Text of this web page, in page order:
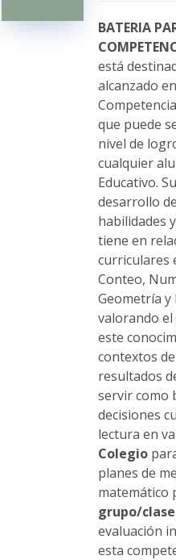
elegir
en
la
página
de
producto
BATERIA
está
alcanzado
que puede
nivel de
cualquier
Educativo.
desarrollo
habilidades
tiene en
curriculares
Conteo,
Geometría y
valorando
este
contextos
resultados
servir como
decisiones
lectura en
Colegio
planes de
matemático
grupo/clase
evaluación
esta